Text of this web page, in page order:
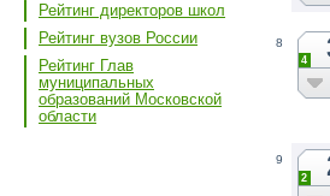
Рейтинг директоров школ
Рейтинг вузов России
Рейтинг Глав
муниципальных
образований Московской
области
8
4
9
2